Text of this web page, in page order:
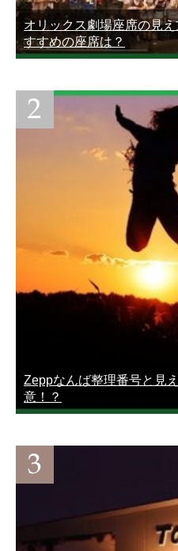
オリックス劇場座席の見
すすめの座席は？
Zeppなんば整理番号と見
意！？